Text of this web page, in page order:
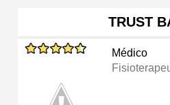
TRUST
Médico